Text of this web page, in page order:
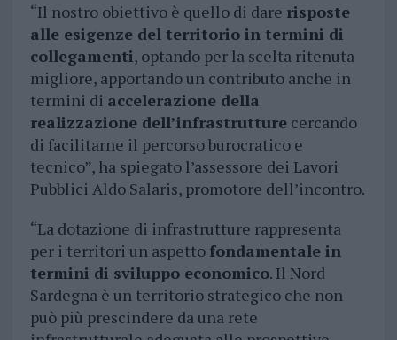
“Il nostro obiettivo è quello di dare risposte
alle esigenze del territorio in termini di
collegamenti, optando per la scelta ritenuta
migliore, apportando un contributo anche in
termini di accelerazione della
realizzazione dell’infrastrutturecercando
di facilitarne il percorso burocratico e
tecnico”, ha spiegato l’assessore dei Lavori
Pubblici Aldo Salaris, promotore dell’incontro.
“La dotazione di infrastrutture rappresenta
per i territori un aspetto fondamentale in
termini di sviluppo economico. Il Nord
Sardegna è un territorio strategico che non
può più prescindere da una rete